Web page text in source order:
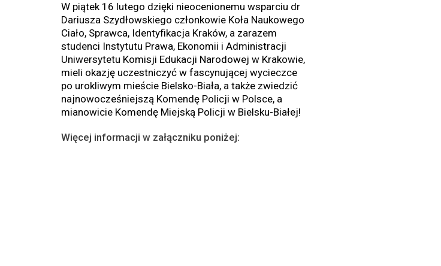
W piątek 16 lutego dzięki nieocenionemu wsparciu dr
Dariusza Szydłowskiego członkowie Koła Naukowego
Ciało, Sprawca, Identyfikacja Kraków, a zarazem
studenci Instytutu Prawa, Ekonomii i Administracji
Uniwersytetu Komisji Edukacji Narodowej w Krakowie,
mieli okazję uczestniczyć w fascynującej wycieczce
po urokliwym mieście Bielsko-Biała, a także zwiedzić
najnowocześniejszą Komendę Policji w Polsce, a
mianowicie Komendę Miejską Policji w Bielsku-Białej!
Więcej informacji w załączniku poniżej: